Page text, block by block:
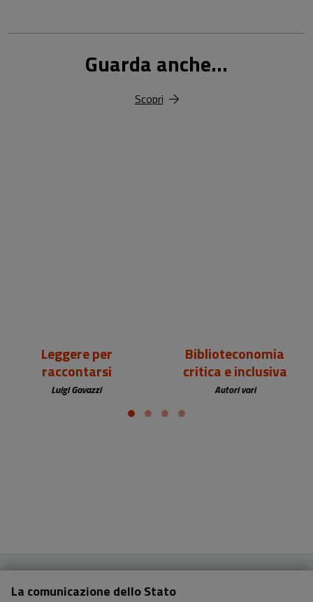
Guarda anche...
Scopri
Leggere per
raccontarsi
Luigi Gavazzi
Biblioteconomia
critica e inclusiva
Autori vari
La comunicazione dello Stato